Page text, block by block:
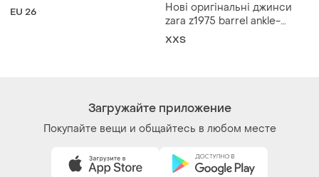
Загружайте приложение
Покупайте вещи и общайтесь в любом месте
Как это работает?
Украина, 02121, Киев, Харьковское шоссе, дом 201-
203, буква 4Г